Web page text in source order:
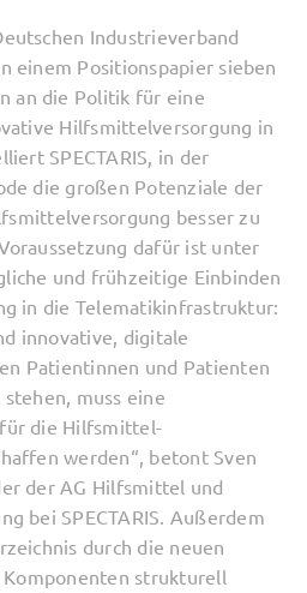
Industrieverband
einem Positionspapier sieben
an die Politik für eine
Hilfsmittelversorgung in
SPECTARIS, in der
die großen Potenziale der
besser zu
dafür ist unter
und frühzeitige Einbinden
in die Telematikinfrastruktur:
innovative, digitale
Patientinnen und Patienten
muss eine
die Hilfsmittel-
werden“, betont Sven
der AG Hilfsmittel und
bei SPECTARIS. Außerdem
durch die neuen
strukturell